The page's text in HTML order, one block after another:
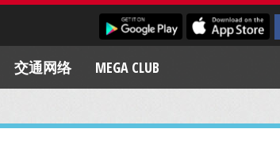
交通网络 MEGA CLUB